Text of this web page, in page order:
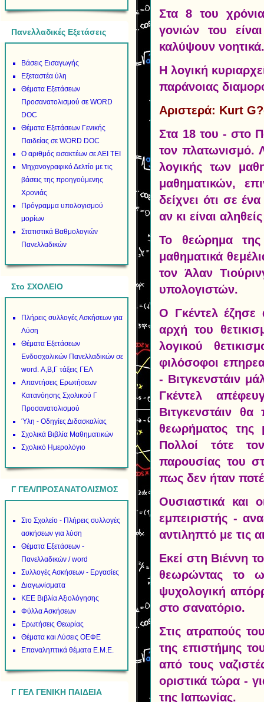
Πανελλαδικές Εξετάσεις
Βάσεις Εισαγωγής
Εξεταστέα ύλη
Θέματα Εξετάσεων
Προσανατολισμού σε WORD
DOC
Θέματα Εξετάσεων Γενικής
Παιδείας σε WORD DOC
Ο αριθμός εισακτέων σε ΑΕΙ ΤΕΙ
Μηχανογραφικό Δελτίο με τις
βάσεις της προηγούμενης
Χρονιάς
Πρόγραμμα υπολογισμού
μορίων
Στατιστικά Βαθμολογιών
Πανελλαδικών
Στο ΣΧΟΛΕΙΟ
Πλήρεις συλλογές Ασκήσεων για
Λύση
Θέματα Εξετάσεων
Ενδοσχολικών Πανελλαδικών σε
word. Α,Β,Γ τάξεις ΓΕΛ
Απαντήσεις Ερωτήσεων
Κατανόησης Σχολικού Γ
Προσανατολισμού
Ύλη - Οδηγίες Διδασκαλίας
Σχολικά Βιβλία Μαθηματικών
Σχολικό Ημερολόγιο
Γ ΓΕΛ/ΠΡΟΣΑΝΑΤΟΛΙΣΜΟΣ
Στο Σχολείο - Πλήρεις συλλογές
ασκήσεων για λύση
Θέματα Εξετάσεων -
Πανελλαδικών / word
Συλλογές Ασκήσεων - Εργασίες
Διαγωνίσματα
ΚΕΕ Βιβλία Αξιολόγησης
Φύλλα Ασκήσεων
Ερωτήσεις Θεωρίας
Θέματα και Λύσεις ΟΕΦΕ
Επαναληπτικά θέματα Ε.Μ.Ε.
Γ ΓΕΛ ΓΕΝΙΚΗ ΠΑΙΔΕΙΑ
Στα 8 του χρόνια
γονιών του
καλύψουν
Η λογική
παράνοιας
Αριστερά: Kurt
Στα 18 του - στο
τον πλατωνισμό.
λογικής των
μαθηματικών,
δείχνει ότι σε
αν κι είναι
Το θεώρημα της
μαθηματικά
τον Άλαν
υπολογιστών.
Ο Γκέντελ έζησε
αρχή του
λογικού
φιλόσοφοι
- Βιτγκενστάιν
Γκέντελ
Βιτγκενστάιν
θεωρήματος της
Πολλοί τότε
παρουσίας του
πως δεν ήταν
Ουσιαστικά και
εμπειριστής -
αντιληπτό με τις
Εκεί στη Βιέννη
θεωρώντας το
ψυχολογική
στο σανατόριο.
Στις ατραπούς
της επιστήμης
από τους
οριστικά τώρα -
της Ιαπωνίας.